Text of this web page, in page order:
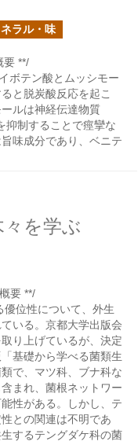
ラル・味
要 **/
ボテン酸とムッシモー
と脱炭酸反応を起こ
ルは神経伝達物質
抑制することで痙攣な
味成分であり、ベニテ
を学ぶ
要 **/
優位性について、外生
いる。京都大学出版会
り上げているが、決定
基礎から学べる菌類生
で、マツ科、ブナ科な
まれ、菌根ネットワー
性がある。しかし、テ
との関連は不明であ
するテングダケ科の菌